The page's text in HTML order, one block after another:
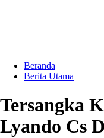
Beranda
Berita Utama
Tersangka
Lyando Cs